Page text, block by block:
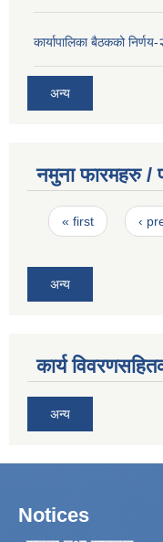
कार्यापालिका बैठकको
अन्य
नमुना फारमहरु /
Pages
« first ‹
अन्य
कार्य
अन्य
Notices